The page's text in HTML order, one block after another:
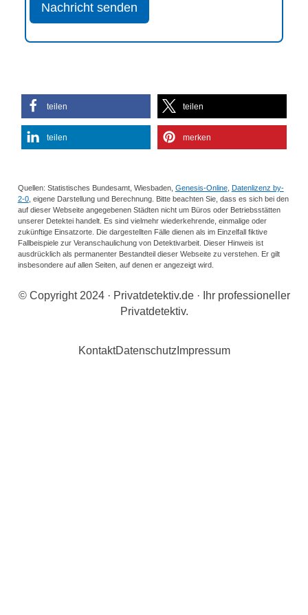
Nachricht senden
teilen teilen
teilen merken
Quellen: Statistisches Bundesamt, Wiesbaden, Genesis-Online, Datenlizenz by-
2-0, eigene Darstellung und Berechnung. Bitte beachten Sie, dass es sich bei den
auf dieser Webseite angegebenen Städten nicht um Büros oder Betriebsstätten
unserer Detektei handelt. Es sind vielmehr wiederkehrende, einmalige oder
zukünftige Einsatzorte. Die dargestellten Fälle dienen als im Einzelfall fiktive
Fallbeispiele zur Veranschaulichung von Detektivarbeit. Dieser Hinweis ist
ausdrücklich als permanenter Bestandteil dieser Webseite zu verstehen. Er gilt
insbesondere auf allen Seiten, auf denen er angezeigt wird.
© Copyright 2024 · Privatdetektiv.de · Ihr professioneller
Privatdetektiv.
KontaktDatenschutzImpressum